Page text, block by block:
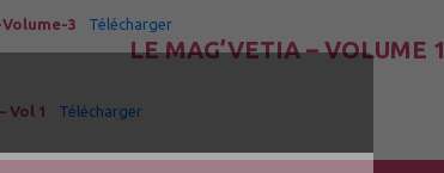
3 Télécharger
LE MAG’VETIA – VOLUME 1
Vol 1 Télécharger